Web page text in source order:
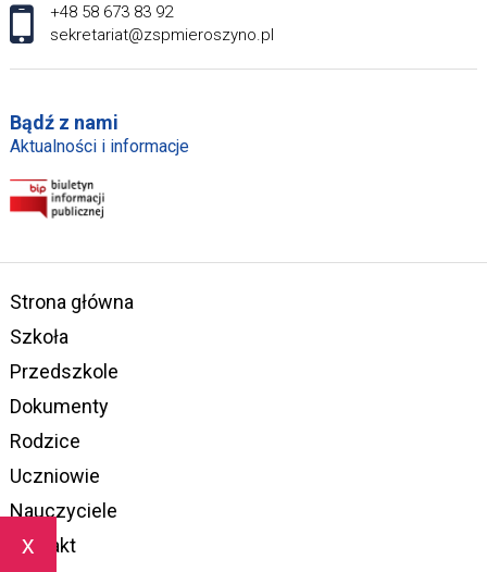
x
+48 58 673 83 92
sekretariat@zspmieroszyno.pl
Bądź z nami
Aktualności i informacje
Strona główna
Szkoła
Przedszkole
Dokumenty
Rodzice
Uczniowie
Nauczyciele
Kontakt